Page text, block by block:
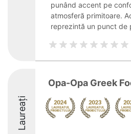
punând accent pe
atmosferă primitoare.
reprezintă un punct de
Laureați
Opa-Opa Greek